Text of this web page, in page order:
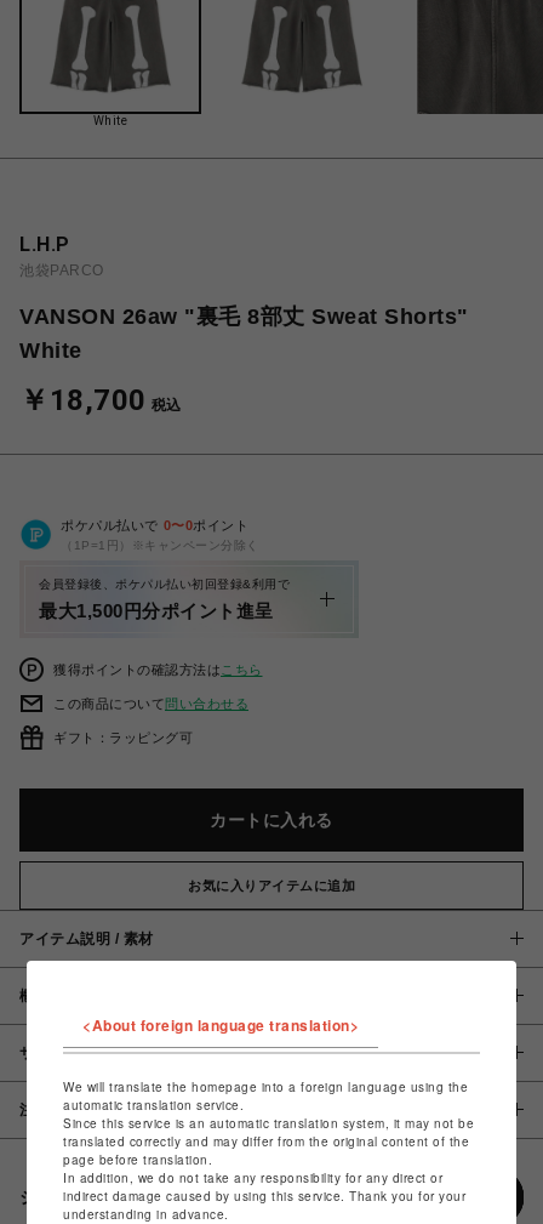
White
L.H.P
池袋PARCO
VANSON 26aw "裏毛 8部丈 Sweat Shorts"
White
￥18,700 税込
ポケパル払いで 0〜0ポイント
（1P=1円）※キャンペーン分除く
会員登録後、ポケパル払い初回登録&利用で
最大1,500円分ポイント進呈
獲得ポイントの確認方法は こちら
この商品について問い合わせる
ギフト：ラッピング可
カートに入れる
お気に入りアイテムに追加
アイテム説明 / 素材
概要
サイズ
注意事項
シェアする
<About foreign language translation>
We will translate the homepage into a foreign language using the
automatic translation service.
Since this service is an automatic translation system, it may not be
translated correctly and may differ from the original content of the
page before translation.
In addition, we do not take any responsibility for any direct or
indirect damage caused by using this service. Thank you for your
understanding in advance.